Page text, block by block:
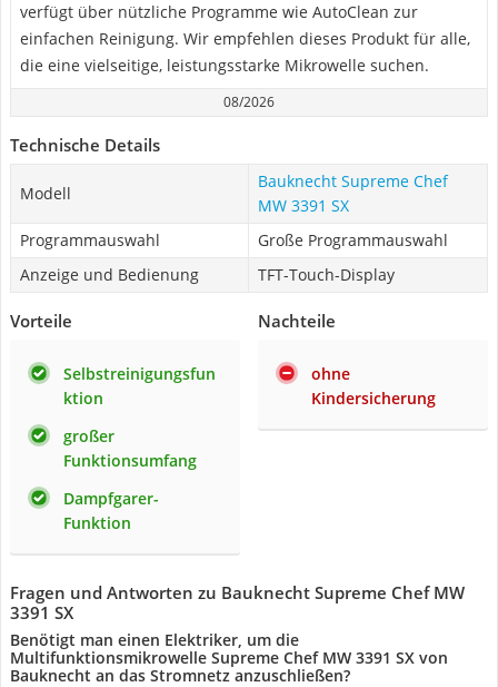
verfügt über nützliche Programme wie AutoClean zur
einfachen Reinigung. Wir empfehlen dieses Produkt für alle,
die eine vielseitige, leistungsstarke Mikrowelle suchen.
08/2026
Technische Details
Modell
Bauknecht Supreme Chef
MW 3391 SX
Programmauswahl
Große Programmauswahl
Anzeige und Bedienung
TFT-Touch-Display
Vorteile
Selbstreinigungsfun
ktion
großer
Funktionsumfang
Dampfgarer-
Funktion
Nachteile
ohne
Kindersicherung
Fragen und Antworten zu Bauknecht Supreme Chef MW
3391 SX
Benötigt man einen Elektriker, um die
Multifunktionsmikrowelle Supreme Chef MW 3391 SX von
Bauknecht an das Stromnetz anzuschließen?